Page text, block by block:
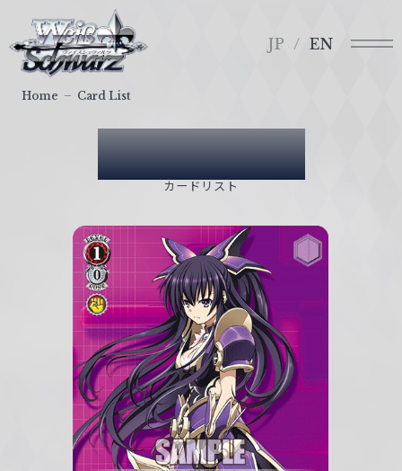
ァ
イ
JP EN
Card List
カードリスト
Home Card List